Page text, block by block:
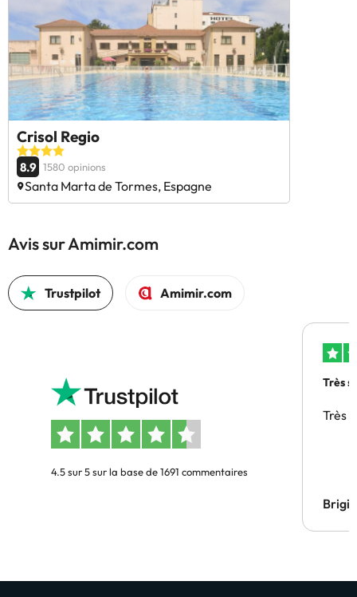
Crisol Regio
8.9 1580 opinions
Santa Marta de Tormes, Espagne
Avis sur Amimir.com
Trustpilot Amimir.com
4.5 sur 5 sur la base de 1691 commentaires
Très
Très